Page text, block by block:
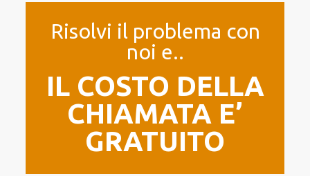
Risolvi il problema con
noi e..
IL COSTO DELLA
CHIAMATA E’
GRATUITO